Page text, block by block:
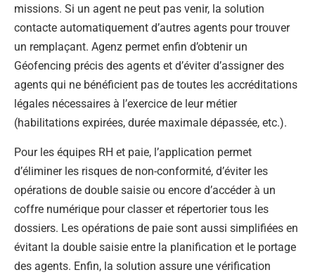
missions. Si un agent ne peut pas venir, la solution
contacte automatiquement d’autres agents pour trouver
un remplaçant. Agenz permet enfin d’obtenir un
Géofencing précis des agents et d’éviter d’assigner des
agents qui ne bénéficient pas de toutes les accréditations
légales nécessaires à l’exercice de leur métier
(habilitations expirées, durée maximale dépassée, etc.).
Pour les équipes RH et paie, l’application permet
d’éliminer les risques de non-conformité, d’éviter les
opérations de double saisie ou encore d’accéder à un
coffre numérique pour classer et répertorier tous les
dossiers. Les opérations de paie sont aussi simplifiées en
évitant la double saisie entre la planification et le portage
des agents. Enfin, la solution assure une vérification